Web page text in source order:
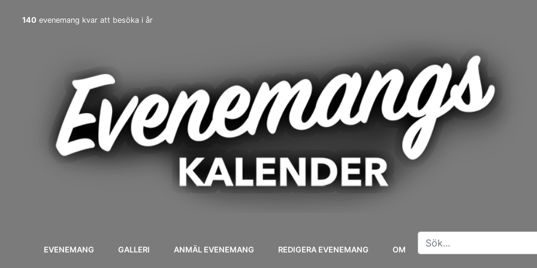
140 evenemang kvar att besöka i år
EVENEMANG GALLERI ANMÄL EVENEMANG REDIGERA EVENEMANG OM